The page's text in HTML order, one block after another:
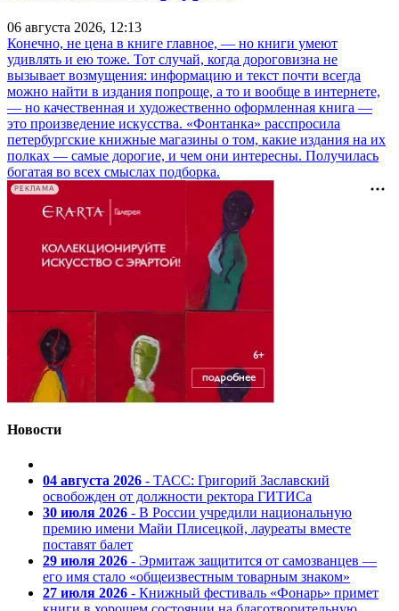
06 августа 2026, 12:13
Конечно, не цена в книге главное, — но книги умеют
удивлять и ею тоже. Тот случай, когда дороговизна не
вызывает возмущения: информацию и текст почти всегда
можно найти в издания попроще, а то и вообще в интернете,
— но качественная и художественно оформленная книга —
это произведение искусства. «Фонтанка» расспросила
петербургские книжные магазины о том, какие издания на их
полках — самые дорогие, и чем они интересны. Получилась
богатая во всех смыслах подборка.
РЕКЛАМА
Новости
04 августа 2026 - ТАСС: Григорий Заславский
освобожден от должности ректора ГИТИСа
30 июля 2026 - В России учредили национальную
премию имени Майи Плисецкой, лауреаты вместе
поставят балет
29 июля 2026 - Эрмитаж защитится от самозванцев —
его имя стало «общеизвестным товарным знаком»
27 июля 2026 - Книжный фестиваль «Фонарь» примет